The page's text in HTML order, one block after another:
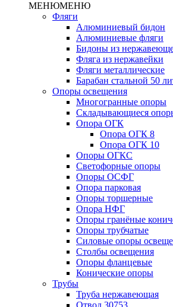
МЕНЮМЕНЮ
Фляги
Алюминиевый бидон
Алюминиевые фляги
Бидоны из
Фляга из нержавейки
Фляги металлические
Барабан стальной 50
Опоры освещения
Многогранные опоры
Складывающиеся
Опора ОГК
Опора ОГК 8
Опора ОГК 10
Опоры ОГКС
Светофорные опоры
Опоры ОСФГ
Опора парковая
Опоры торшерные
Опора НФГ
Опоры гранёные
Опоры трубчатые
Силовые опоры
Столбы освещения
Опоры фланцевые
Конические опоры
Трубы
Труба нержавеющая
Отвод 30753